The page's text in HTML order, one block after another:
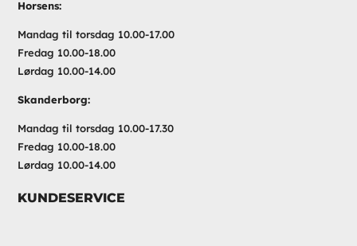
Horsens:
Mandag til torsdag 10.00-17.00
Fredag 10.00-18.00
Lørdag 10.00-14.00
Skanderborg:
Mandag til torsdag 10.00-17.30
Fredag 10.00-18.00
Lørdag 10.00-14.00
KUNDESERVICE